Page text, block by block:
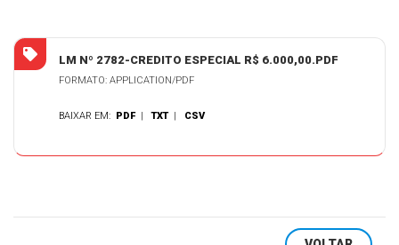
LM Nº 2782-CREDITO ESPECIAL R$ 6.000,00.PDF
FORMATO: APPLICATION/PDF
BAIXAR EM: PDF |TXT | CSV